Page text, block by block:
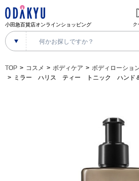
小田急百貨店オンラインショッピング ク
TOP コスメ ボディケア
ボディローショ
ミラー ハリス ティー トニック ハンド＆